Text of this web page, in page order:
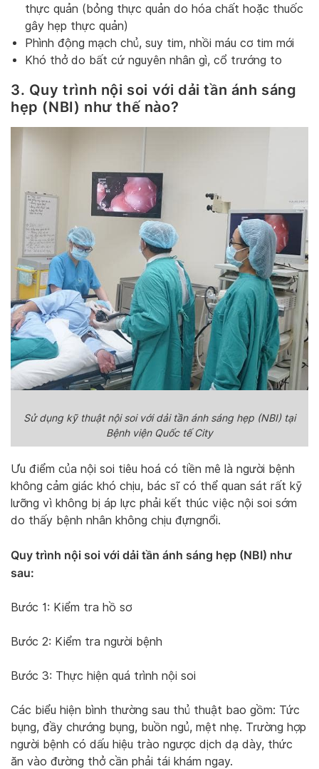
thực quản (bỏng thực quản do hóa chất hoặc thuốc
gây hẹp thực quản)
Phình động mạch chủ, suy tim, nhồi máu cơ tim mới
Khó thở do bất cứ nguyên nhân gì, cổ trướng to
3. Quy trình nội soi với dải tần ánh sáng
hẹp (NBI) như thế nào?
Sử dụng kỹ thuật nội soi với dải tần ánh sáng hẹp (NBI) tại
Bệnh viện Quốc tế City
Ưu điểm của nội soi tiêu hoá có tiền mê là người bệnh
không cảm giác khó chịu, bác sĩ có thể quan sát rất kỹ
lưỡng vì không bị áp lực phải kết thúc việc nội soi sớm
do thấy bệnh nhân không chịu đựngnổi.
Quy trình nội soi với dải tần ánh sáng hẹp (NBI) như
sau:
Bước 1: Kiểm tra hồ sơ
Bước 2: Kiểm tra người bệnh
Bước 3: Thực hiện quá trình nội soi
Các biểu hiện bình thường sau thủ thuật bao gồm: Tức
bụng, đầy chướng bụng, buồn ngủ, mệt nhẹ. Trường hợp
người bệnh có dấu hiệu trào ngược dịch dạ dày, thức
ăn vào đường thở cần phải tái khám ngay.